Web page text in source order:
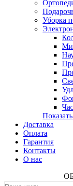
Уборка
Доставка
Оплата
Гарантия
Контакты
О нас